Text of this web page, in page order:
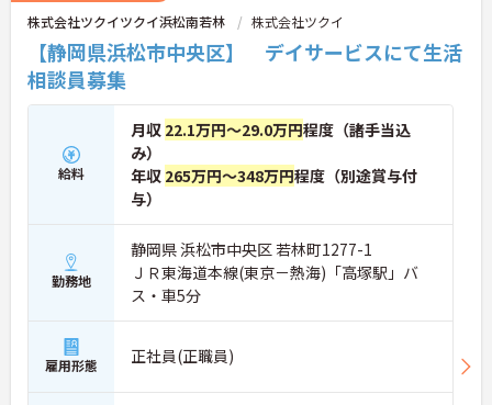
株式会社ツクイツクイ浜松南若林 株式会社ツクイ
【静岡県浜松市中央区】 デイサービスにて生活
相談員募集
給料
月収 22.1万円～29.0万円程度（諸手当込
み）
年収 265万円～348万円程度（別途賞与付
与）
勤務地
静岡県 浜松市中央区 若林町1277-1
ＪＲ東海道本線(東京－熱海)「高塚駅」バ
ス・車5分
雇用形態 正社員(正職員)